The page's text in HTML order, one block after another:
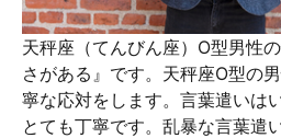
天秤座（てんびん座）O型男性
さがある』です。天秤座O型の
寧な応対をします。言葉遣いは
とても丁寧です。乱暴な言葉遣